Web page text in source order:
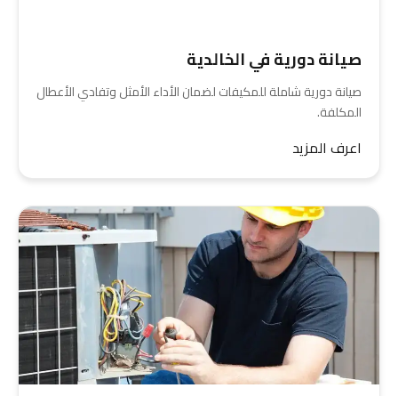
صيانة دورية في الخالدية
صيانة دورية شاملة للمكيفات لضمان الأداء الأمثل وتفادي الأعطال
المكلفة.
اعرف المزيد